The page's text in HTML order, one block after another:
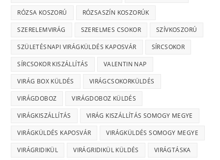
RÓZSA KOSZORÚ RÓZSASZÍN KOSZORÚK
SZERELEMVIRÁG SZERELMES CSOKOR SZÍVKOSZORÚ
SZÜLETÉSNAPI VIRÁGKÜLDÉS KAPOSVÁR SÍRCSOKOR
SÍRCSOKOR KISZÁLLÍTÁS VALENTIN NAP
VIRÁG BOX KÜLDÉS VIRÁGCSOKORKÜLDÉS
VIRÁGDOBOZ VIRÁGDOBOZ KÜLDÉS
VIRÁGKISZÁLLÍTÁS VIRÁG KISZÁLLÍTÁS SOMOGY MEGYE
VIRÁGKÜLDÉS KAPOSVÁR VIRÁGKÜLDÉS SOMOGY MEGYE
VIRÁGRIDIKÜL VIRÁGRIDIKÜL KÜLDÉS VIRÁGTÁSKA